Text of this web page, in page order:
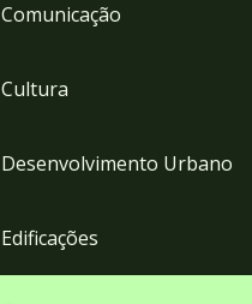
Comunicação
Cultura
Desenvolvimento Urbano
Edificações